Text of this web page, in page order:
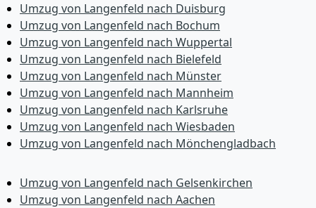
Umzug von Langenfeld nach Duisburg
Umzug von Langenfeld nach Bochum
Umzug von Langenfeld nach Wuppertal
Umzug von Langenfeld nach Bielefeld
Umzug von Langenfeld nach Münster
Umzug von Langenfeld nach Mannheim
Umzug von Langenfeld nach Karlsruhe
Umzug von Langenfeld nach Wiesbaden
Umzug von Langenfeld nach Mönchen­gladbach
Umzug von Langenfeld nach Gelsenkirchen
Umzug von Langenfeld nach Aachen